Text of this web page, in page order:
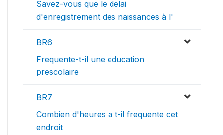
Savez-vous que le delai
d'enregistrement des naissances à l'
BR6
Frequente-t-il une education
prescolaire
BR7
Combien d'heures a t-il frequente cet
endroit